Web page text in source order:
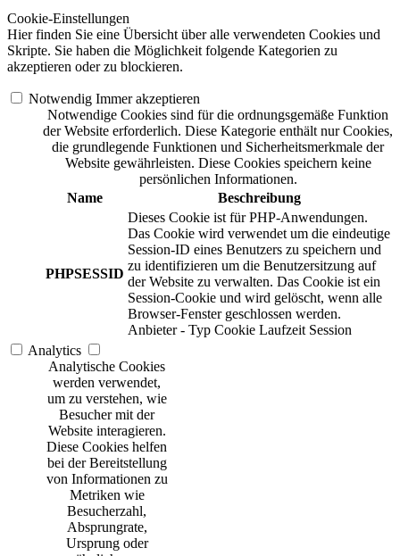
Cookie-Einstellungen
Hier finden Sie eine Übersicht über alle verwendeten Cookies und
Skripte. Sie haben die Möglichkeit folgende Kategorien zu
akzeptieren oder zu blockieren.
Notwendig Immer akzeptieren
Notwendige Cookies sind für die ordnungsgemäße Funktion
der Website erforderlich. Diese Kategorie enthält nur Cookies,
die grundlegende Funktionen und Sicherheitsmerkmale der
Website gewährleisten. Diese Cookies speichern keine
persönlichen Informationen.
Name
Beschreibung
PHPSESSID
Dieses Cookie ist für PHP-Anwendungen.
Das Cookie wird verwendet um die eindeutige
Session-ID eines Benutzers zu speichern und
zu identifizieren um die Benutzersitzung auf
der Website zu verwalten. Das Cookie ist ein
Session-Cookie und wird gelöscht, wenn alle
Browser-Fenster geschlossen werden.
Anbieter - Typ Cookie Laufzeit Session
Analytics
Analytische Cookies
werden verwendet,
um zu verstehen, wie
Besucher mit der
Website interagieren.
Diese Cookies helfen
bei der Bereitstellung
von Informationen zu
Metriken wie
Besucherzahl,
Absprungrate,
Ursprung oder